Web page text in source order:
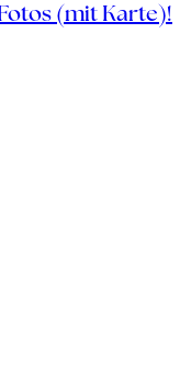
(mit Karte)!